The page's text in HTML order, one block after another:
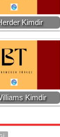
Kimdir
Kimdir